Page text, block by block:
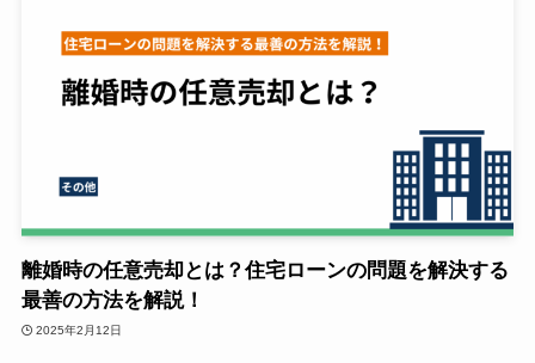
離婚時の任意売却とは？住宅ローンの問題を解決する
最善の方法を解説！
2025年2月12日